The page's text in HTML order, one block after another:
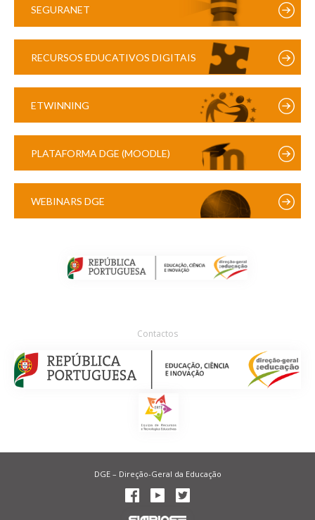
SEGURANET
RECURSOS EDUCATIVOS DIGITAIS
ETWINNING
PLATAFORMA DGE (MOODLE)
WEBINARS DGE
Contactos
DGE – Direção-Geral da Educação